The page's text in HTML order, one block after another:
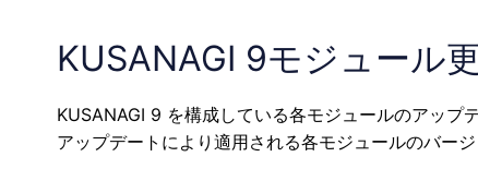
KUSANAGI 9モジュール
KUSANAGI 9 を構成している各モジュールのアップ
アップデートにより適用される各モジュールのバー